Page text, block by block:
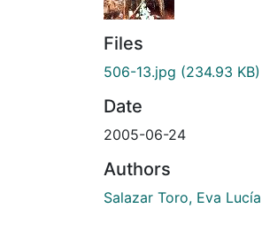
Files
506-13.jpg (234.93 KB)
Date
2005-06-24
Authors
Salazar Toro, Eva Lucía